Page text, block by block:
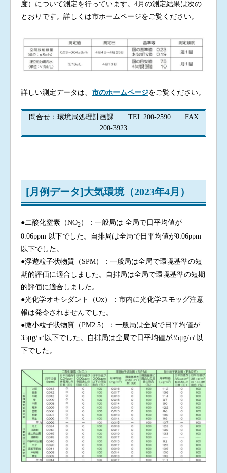
度）について測定を行っています。4月の測定結果は次の
とおりです。詳しくは市ホームページをご覧ください。
詳しい測定データは、 市のホームページをご覧ください。
問合せ：環境局処理計画課 TEL 200-2590 FAX
200-3923
[月例データ]大気環境（2023年4月）
●二酸化窒素（NO2）：一般局は 全局で日平均値が
0.06ppm 以下でした。自排局は全局で日平均値が0.06ppm
以下でした。
●浮遊粒子状物質（SPM）：一般局は全局で環境基準の短
期的評価に適合しました。自排局は全局で環境基準の短期
的評価に適合しました。
●光化学オキシダント（Ox）：市内に光化学スモッグ注意
報は発令されませんでした。
●微小粒子状物質（PM2.5）：一般局は全局で日平均値が
35μg/㎥以下でした。自排局は全局で日平均値が35μg/㎥以
下でした。